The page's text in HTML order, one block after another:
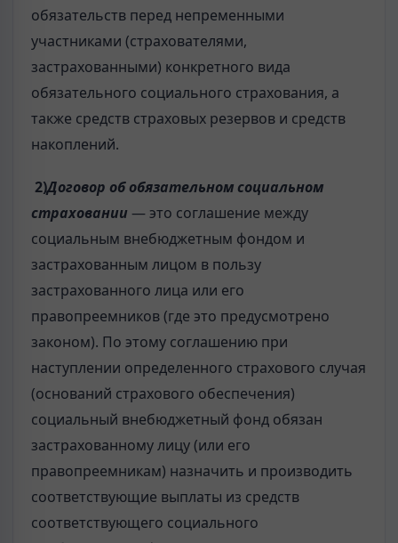
обязательств перед непременными
участниками (страхователями,
застрахованными) конкретного вида
обязательного социального страхования, а
также средств страховых резервов и средств
накоплений.
2)Договор об обязательном социальном
страховании — это соглашение между
социальным внебюджетным фондом и
застрахованным лицом в пользу
застрахованного лица или его
правопреемников (где это предусмотрено
законом). По этому соглашению при
наступлении определенного страхового случая
(оснований страхового обеспечения)
социальный внебюджетный фонд обязан
застрахованному лицу (или его
правопреемникам) назначить и производить
соответствующие выплаты из средств
соответствующего социального